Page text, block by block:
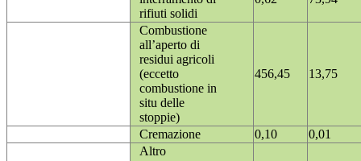
rifiuti solidi
Combustione
all’aperto di
residui agricoli
(eccetto
combustione in
situ delle
stoppie)
456,45 13,75
Cremazione 0,10
0,01
Altro